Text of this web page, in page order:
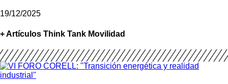
19/12/2025
+ Artículos Think Tank Movilidad